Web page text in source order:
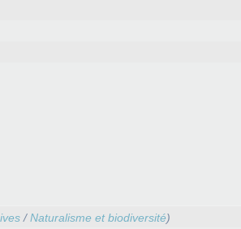
/Naturalisme et biodiversité)